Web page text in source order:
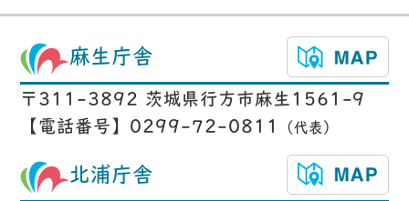
麻生庁舎
〒311-3892 茨城県行方市麻生1561-9
【電話番号】0299-72-0811
（代表）
北浦庁舎